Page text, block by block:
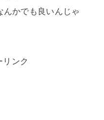
んかでも良いんじゃ
リンク